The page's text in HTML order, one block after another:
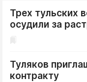
Культура
Тульский
Тула
Трех тульских
осудили за
Туляков
контракту